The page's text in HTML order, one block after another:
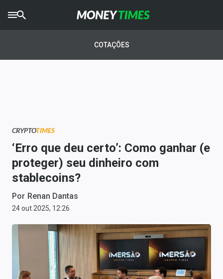
AGROTIMES
Newsletters
Money Trader
Anuncie
Últimas Notícias
Newsletters
Comprar ou vender?
COTAÇÕES
CRYPTOTIMES
‘Erro que deu certo’: Como ganhar (e
proteger) seu dinheiro com
stablecoins?
Por Renan Dantas
24 out 2025, 12:26